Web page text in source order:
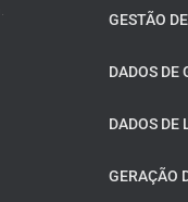
GESTÃO
DADOS DE
DADOS DE
GERAÇÃO